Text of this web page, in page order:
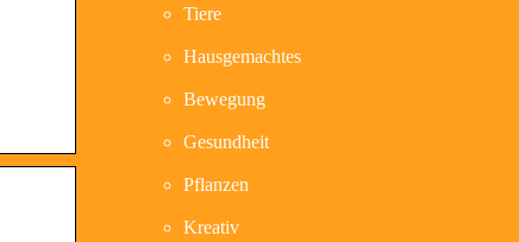
Tiere
Hausgemachtes
Bewegung
Gesundheit
Pflanzen
Kreativ